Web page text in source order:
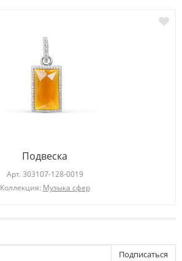
Подвеска
Арт. 303107-128-0019
Коллекция: Музыка сфер
Подписаться